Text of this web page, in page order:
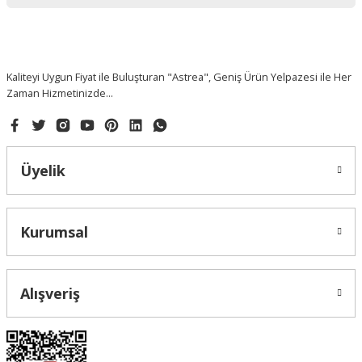
Kaliteyi Uygun Fiyat ile Buluşturan "Astrea", Geniş Ürün Yelpazesi ile Her
Zaman Hizmetinizde...
Üyelik
Kurumsal
Alışveriş